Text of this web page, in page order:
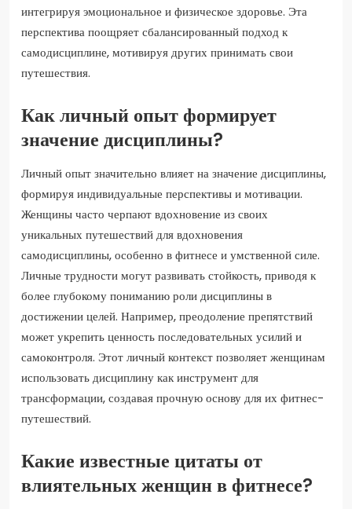
интегрируя эмоциональное и физическое здоровье. Эта
перспектива поощряет сбалансированный подход к
самодисциплине, мотивируя других принимать свои
путешествия.
Как личный опыт формирует
значение дисциплины?
Личный опыт значительно влияет на значение дисциплины,
формируя индивидуальные перспективы и мотивации.
Женщины часто черпают вдохновение из своих
уникальных путешествий для вдохновения
самодисциплины, особенно в фитнесе и умственной силе.
Личные трудности могут развивать стойкость, приводя к
более глубокому пониманию роли дисциплины в
достижении целей. Например, преодоление препятствий
может укрепить ценность последовательных усилий и
самоконтроля. Этот личный контекст позволяет женщинам
использовать дисциплину как инструмент для
трансформации, создавая прочную основу для их фитнес-
путешествий.
Какие известные цитаты от
влиятельных женщин в фитнесе?